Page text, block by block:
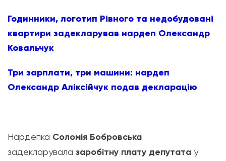
Годинники, логотип Рівного та недобудовані
квартири задекларував нардеп Олександр
Ковальчук
Три зарплати, три машини: нардеп
Олександр Аліксійчук подав декларацію
Нардепка Соломія Бобровська
задекларувала заробітну плату депутата у